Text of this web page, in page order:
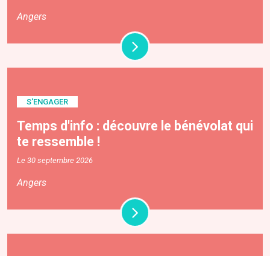
Angers
S'ENGAGER
Temps d'info : découvre le bénévolat qui
te ressemble !
Le 30 septembre 2026
Angers